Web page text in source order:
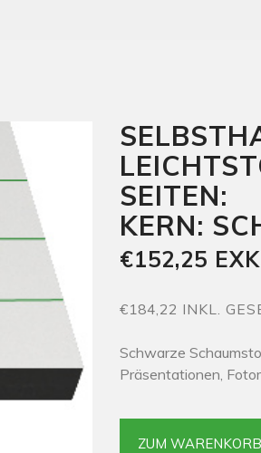
SEITEN:
KERN:
€152,25
€184,22 INKL.
Schwarze
Präsentationen,
ZUM